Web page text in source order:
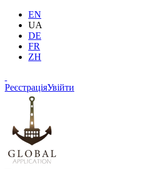
EN
UA
DE
FR
ZH
РеєстраціяУвійти